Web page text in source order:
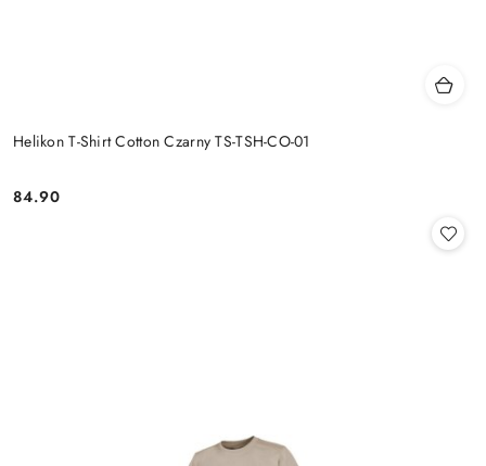
Helikon T-Shirt Cotton Czarny TS-TSH-CO-01
Cena:
84.90